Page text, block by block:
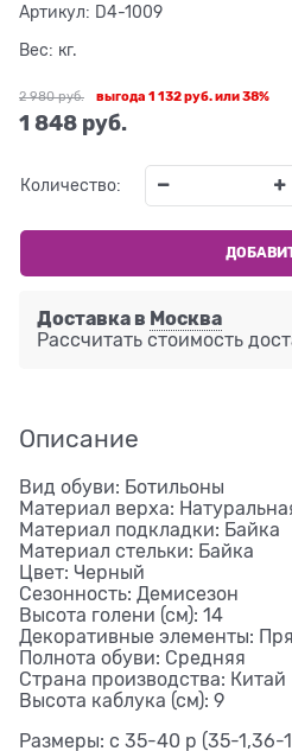
Артикул: D4-1009
Вес: кг.
2 980 руб.
1 848 руб.
выгода 1 132 руб.или38%
Количество:
Доставка в Москва
Рассчитать стоимость
Описание
Вид обуви: Ботильоны
Материал верха:
Материал подкладки: Байка
Материал стельки: Байка
Цвет: Черный
Сезонность: Демисезон
Высота голени (см): 14
Декоративные элементы:
Полнота обуви: Средняя
Страна производства: Китай
Высота каблука (см): 9
Размеры: с 35-40 р (35-1,36-